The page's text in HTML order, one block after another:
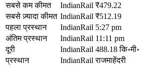
सबसे कम कीमत
IndianRail ₹479.22
सबसे ज़्यादा कीमत IndianRail ₹512.19
पहला प्रस्थान
IndianRail 5:27 pm
अंतिम प्रस्थान
IndianRail 11:11 pm
दूरी
IndianRail 488.18 कि॰मी॰
प्रस्थान
IndianRail राजमाहेंदरी